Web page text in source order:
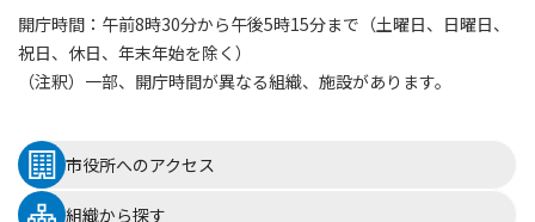
開庁時間：午前8時30分から午後5時15分まで（土曜日、日曜日、
祝日、休日、年末年始を除く）
（注釈）一部、開庁時間が異なる組織、施設があります。
市役所へのアクセス
組織から探す